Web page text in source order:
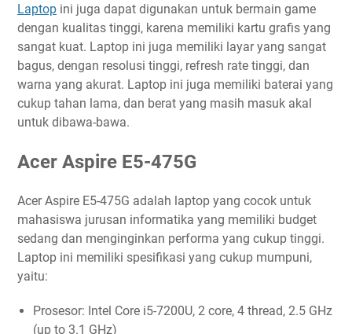
Laptop ini juga dapat digunakan untuk bermain game
dengan kualitas tinggi, karena memiliki kartu grafis yang
sangat kuat. Laptop ini juga memiliki layar yang sangat
bagus, dengan resolusi tinggi, refresh rate tinggi, dan
warna yang akurat. Laptop ini juga memiliki baterai yang
cukup tahan lama, dan berat yang masih masuk akal
untuk dibawa-bawa.
Acer Aspire E5-475G
Acer Aspire E5-475G adalah laptop yang cocok untuk
mahasiswa jurusan informatika yang memiliki budget
sedang dan menginginkan performa yang cukup tinggi.
Laptop ini memiliki spesifikasi yang cukup mumpuni,
yaitu:
Prosesor: Intel Core i5-7200U, 2 core, 4 thread, 2.5 GHz
(up to 3.1 GHz)